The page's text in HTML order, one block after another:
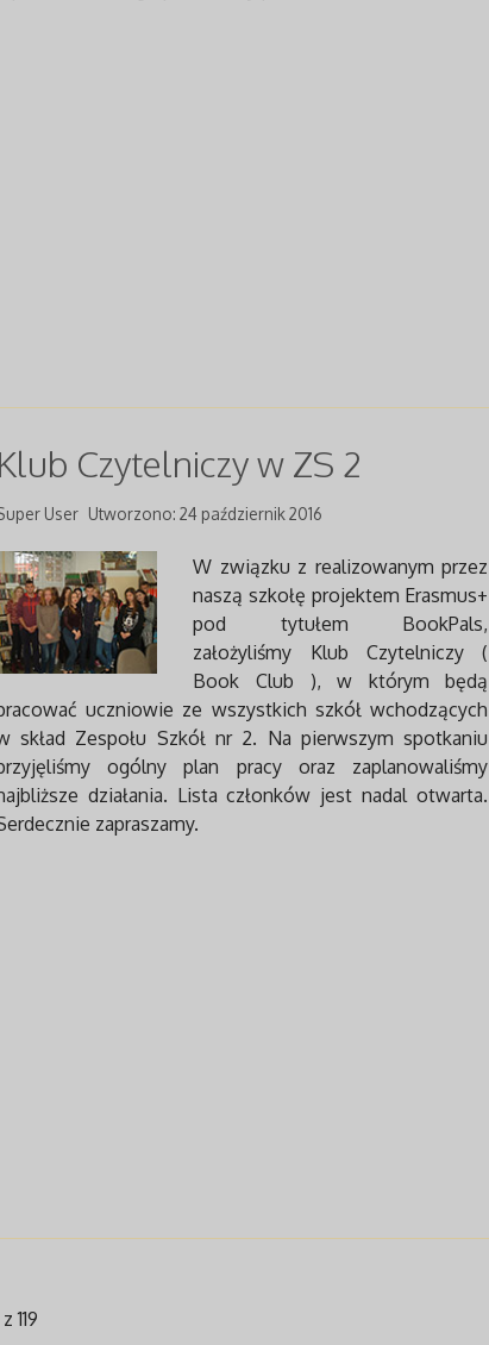
Klub Czytelniczy w ZS 2
User Utworzono: 24 październik 2016
W związku z realizowanym przez
naszą szkołę projektem Erasmus+
pod tytułem BookPals,
założyliśmy Klub Czytelniczy (
Book Club ), w którym będą
uczniowie ze wszystkich szkół wchodzących
skład Zespołu Szkół nr 2. Na pierwszym spotkaniu
ogólny plan pracy oraz zaplanowaliśmy
działania. Lista członków jest nadal otwarta.
zapraszamy.
119